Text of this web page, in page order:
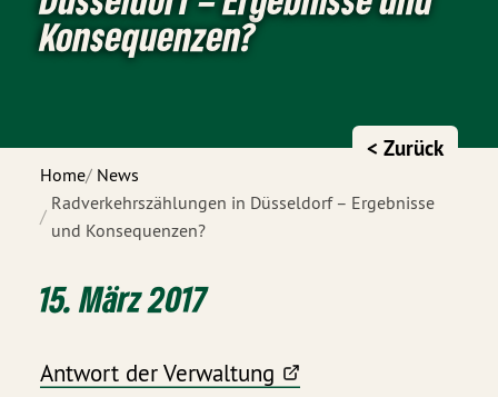
Konsequenzen?
Home News
Radverkehrszählungen in Düsseldorf – Ergebnisse
und Konsequenzen?
< Zurück
15. März 2017
Antwort der Verwaltung